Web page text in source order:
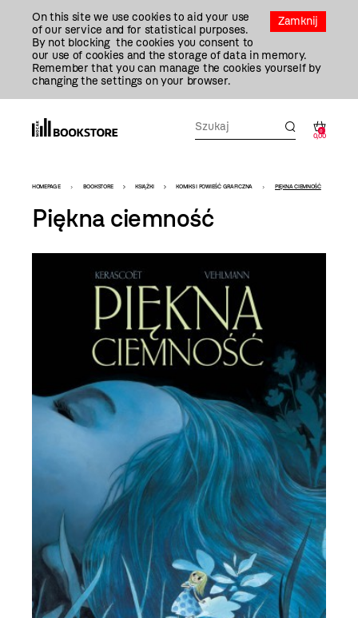
Zamknij
On this site we use cookies to aid your use
of our service and for statistical purposes.
By not blocking the cookies you consent to
our use of cookies and the storage of data in memory.
Remember that you can manage the cookies yourself by
changing the settings on your browser.
0
0,00
Bookstore
-
szablon
szczegóły
HOMEPAGE BOOKSTORE KSIĄŻKI KOMIKS I POWIEŚĆ GRAFICZNA PIĘKNA CIEMNOŚĆ
Piękna ciemność